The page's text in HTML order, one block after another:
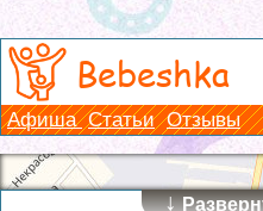
Bebeshka
Афиша Статьи Отзывы
↓